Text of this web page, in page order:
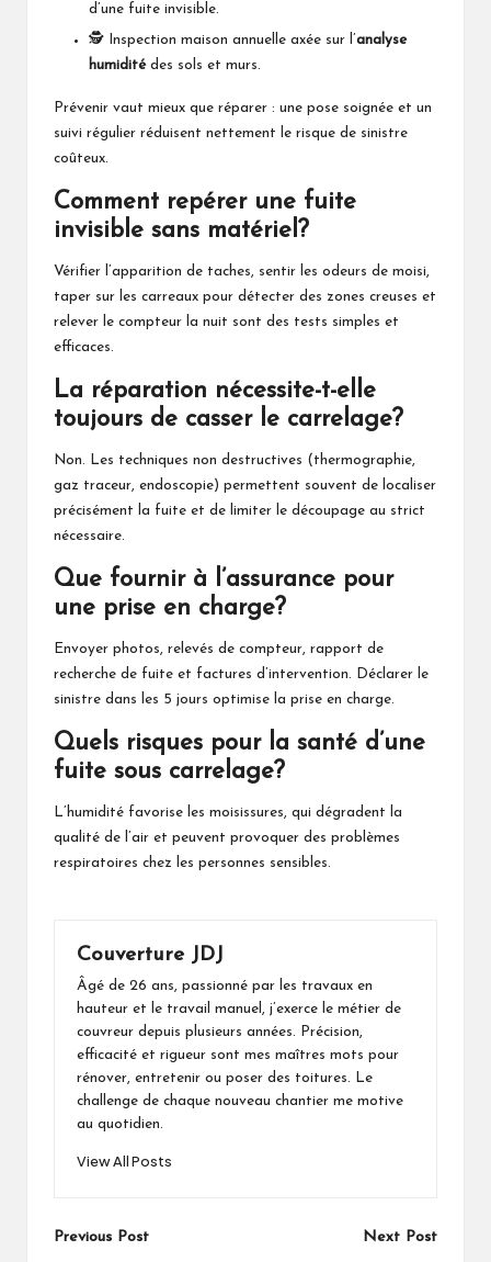
d’une fuite invisible.
🕵️ Inspection maison annuelle axée sur l’analyse
humiditédes sols et murs.
Prévenir vaut mieux que réparer : une pose soignée et un
suivi régulier réduisent nettement le risque de sinistre
coûteux.
Comment repérer une fuite
invisible sans matériel?
Vérifier l’apparition de taches, sentir les odeurs de moisi,
taper sur les carreaux pour détecter des zones creuses et
relever le compteur la nuit sont des tests simples et
efficaces.
La réparation nécessite-t-elle
toujours de casser le carrelage?
Non. Les techniques non destructives (thermographie,
gaz traceur, endoscopie) permettent souvent de localiser
précisément la fuite et de limiter le découpage au strict
nécessaire.
Que fournir à l’assurance pour
une prise en charge?
Envoyer photos, relevés de compteur, rapport de
recherche de fuite et factures d’intervention. Déclarer le
sinistre dans les 5 jours optimise la prise en charge.
Quels risques pour la santé d’une
fuite sous carrelage?
L’humidité favorise les moisissures, qui dégradent la
qualité de l’air et peuvent provoquer des problèmes
respiratoires chez les personnes sensibles.
Couverture JDJ
Âgé de 26 ans, passionné par les travaux en
hauteur et le travail manuel, j’exerce le métier de
couvreur depuis plusieurs années. Précision,
efficacité et rigueur sont mes maîtres mots pour
rénover, entretenir ou poser des toitures. Le
challenge de chaque nouveau chantier me motive
au quotidien.
View All Posts
Post
Previous Post Next Post